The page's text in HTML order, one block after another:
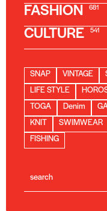
FASHION 681
CULTURE 541
SNAP VINTAGE
LIFE STYLE
TOGA
Denim
KNIT
SWIMWEAR
FISHING